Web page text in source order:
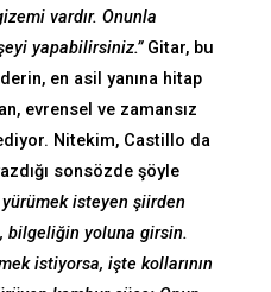
vardır. Onunla
yapabilirsiniz.”Gitar, bu
en asil yanına hitap
evrensel ve zamansız
Nitekim, Castillo da
sonsözde şöyle
isteyen şiirden
bilgeliğin yoluna girsin.
istiyorsa, işte kollarının